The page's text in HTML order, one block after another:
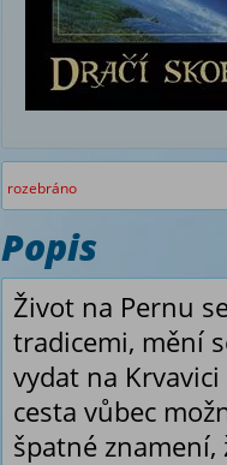
rozebráno
Popis
Život na Pernu
tradicemi, mění
vydat na
cesta vůbec
špatné znamení,